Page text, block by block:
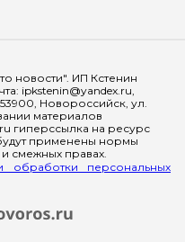
новости". ИП Кстенин
ipkstenin@yandex.ru,
Новороссийск, ул.
материалов
гиперссылка на ресурс
применены нормы
смежных правах.
обработки персональных